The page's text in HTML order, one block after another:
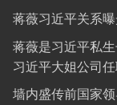
蒋薇习近平关系
蒋薇是习近平私
习近平大姐公司
墙内盛传前国家